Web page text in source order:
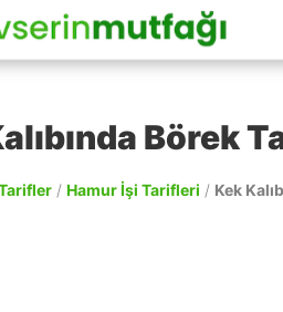
Börek
/ Hamur İşi Tarifleri / Kek